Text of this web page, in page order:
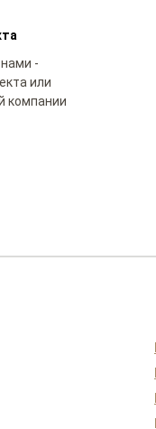
-
или
компании